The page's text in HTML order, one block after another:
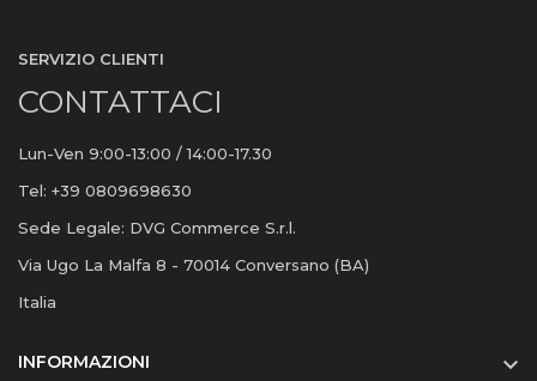
SERVIZIO CLIENTI
CONTATTACI
Lun-Ven 9:00-13:00 / 14:00-17.30
Tel: +39 0809698630
Sede Legale: DVG Commerce S.r.l.
Via Ugo La Malfa 8 - 70014 Conversano (BA)
Italia
INFORMAZIONI 